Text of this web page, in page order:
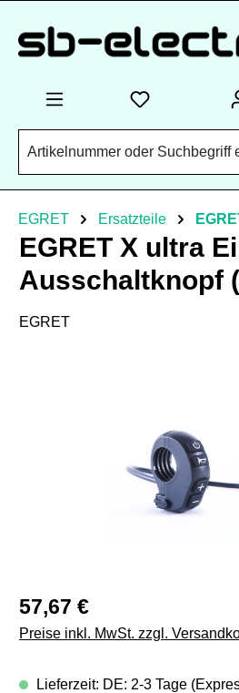
EGRET Ersatzteile
EGRET X ultra
Ausschaltknopf
EGRET
Regulärer Preis:
57,67 €
Preise inkl. MwSt. zzgl.
Lieferzeit: DE: 2-3 Tage